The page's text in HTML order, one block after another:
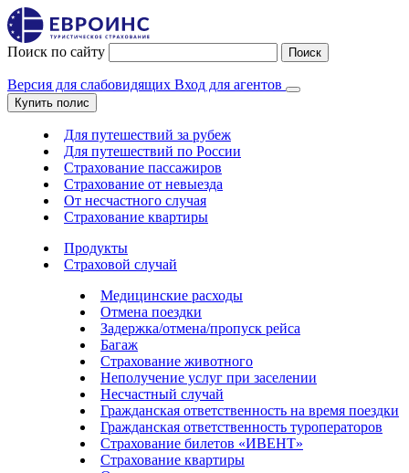
Поиск по сайту Поиск
Версия для слабовидящих Вход для агентов
Купить полис
Для путешествий за рубеж
Для путешествий по России
Страхование пассажиров
Страхование от невыезда
От несчастного случая
Страхование квартиры
Продукты
Страховой случай
Медицинские расходы
Отмена поездки
Задержка/отмена/пропуск рейса
Багаж
Страхование животного
Неполучение услуг при заселении
Несчастный случай
Гражданская ответственность на время поездки
Гражданская ответственность туроператоров
Страхование билетов «ИВЕНТ»
Страхование квартиры